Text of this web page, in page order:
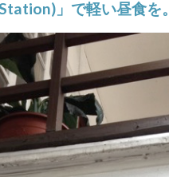
」で軽い昼食を。